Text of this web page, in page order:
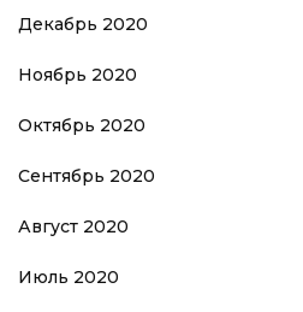
Декабрь 2020
Ноябрь 2020
Октябрь 2020
Сентябрь 2020
Август 2020
Июль 2020